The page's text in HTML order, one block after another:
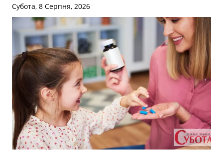
Субота, 8 Серпня, 2026